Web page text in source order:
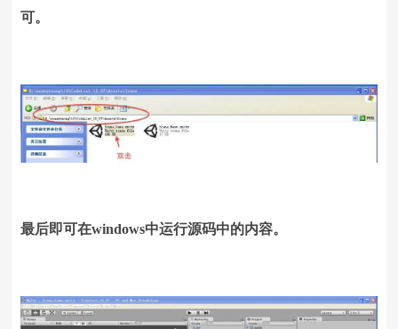
可。
最后即可在windows中运行源码中的内容。